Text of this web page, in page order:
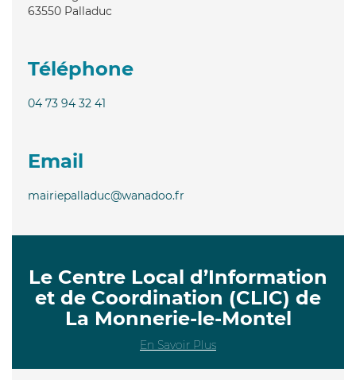
63550 Palladuc
Téléphone
04 73 94 32 41
Email
mairiepalladuc@wanadoo.fr
Le Centre Local d’Information
et de Coordination (CLIC) de
La Monnerie-le-Montel
En Savoir Plus